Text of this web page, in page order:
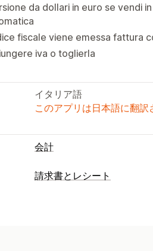
da dollari in euro se vendi in
fiscale viene emessa fattura
iva o toglierla
イタリア語
このアプリは日本語に翻訳
会計
請求書とレシート